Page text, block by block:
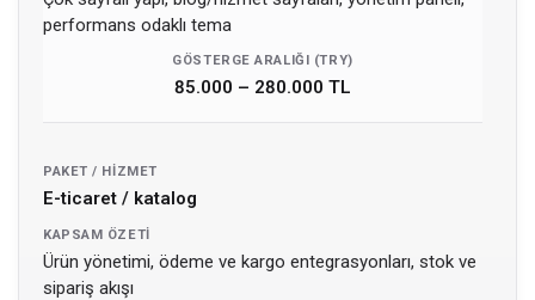
performans odaklı tema
85.000 – 280.000 TL
E-ticaret / katalog
Ürün yönetimi, ödeme ve kargo entegrasyonları, stok ve
sipariş akışı